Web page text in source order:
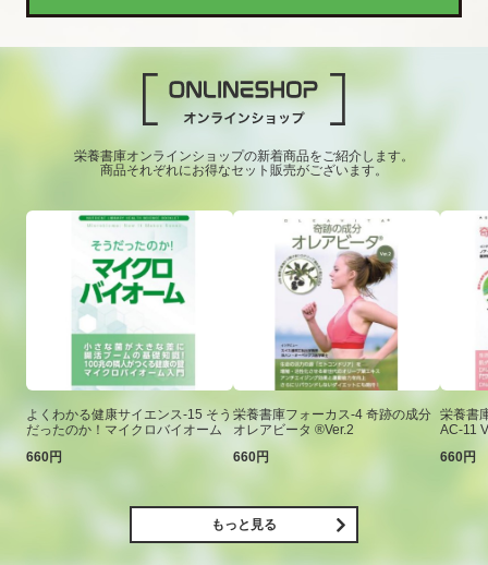
栄養書庫オンラインショップの新着商品をご紹介します。
商品それぞれにお得なセット販売がございます。
よくわかる健康サイエンス-15 そう
だったのか！マイクロバイオーム
660円
栄養書庫フォーカス-4 奇跡の成分
オレアビータ ®Ver.2
660円
栄養書
AC-11
660円
もっと見る